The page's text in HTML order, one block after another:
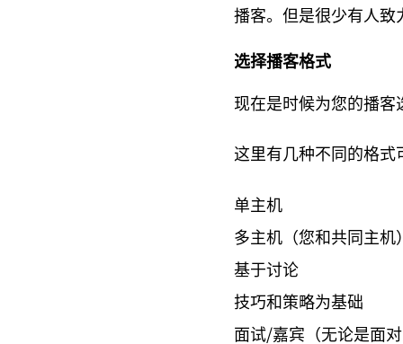
播客。但是很少有人致
选择播客格式
现在是时候为您的播客
这里有几种不同的格式
单主机
多主机（您和共同主机
基于讨论
技巧和策略为基础
面试/嘉宾（无论是面